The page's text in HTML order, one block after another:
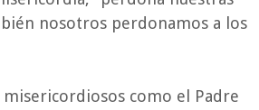
nosotros perdonamos a los
como el Padre